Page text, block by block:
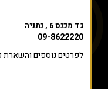
גד מכנס 6 , נתניה
09-8622220
לפרטים נוספים והשארת